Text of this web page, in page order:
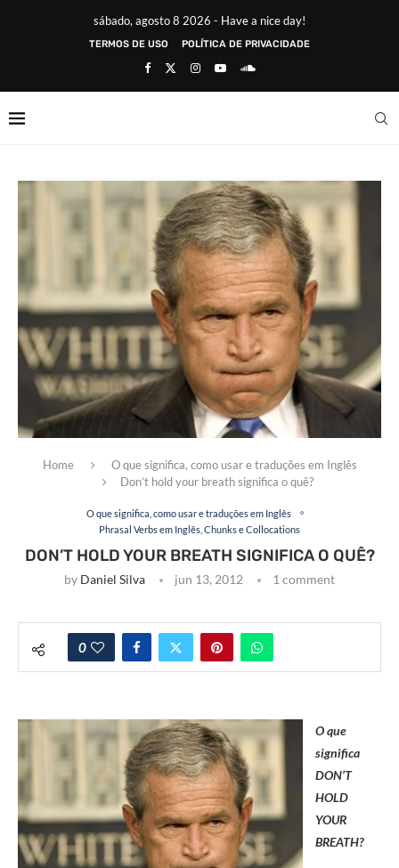
sábado, agosto 8 2026 - Have a nice day!
TERMOS DE USO POLÍTICA DE PRIVACIDADE
Home
O que significa, como usar e traduções em Inglês
Don’t hold your breath significa o quê?
O que significa, como usar e traduções em Inglês
Phrasal Verbs em Inglês, Chunks e Collocations
DON’T HOLD YOUR BREATH SIGNIFICA O QUÊ?
by Daniel Silva jun 13, 2012 1 comment
0
O que
significa
DON’T
HOLD
YOUR
BREATH?